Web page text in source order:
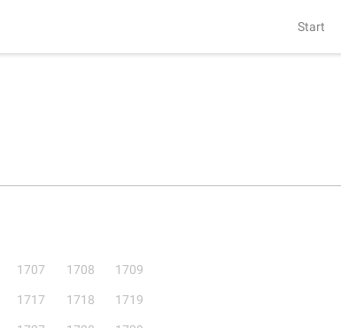
Start
1707 1708 1709
1717 1718 1719